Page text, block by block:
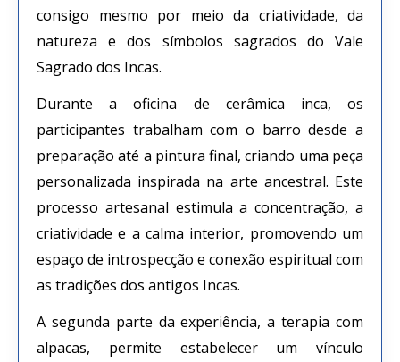
consigo mesmo por meio da criatividade, da
natureza e dos símbolos sagrados do Vale
Sagrado dos Incas.
Durante a oficina de cerâmica inca, os
participantes trabalham com o barro desde a
preparação até a pintura final, criando uma peça
personalizada inspirada na arte ancestral. Este
processo artesanal estimula a concentração, a
criatividade e a calma interior, promovendo um
espaço de introspecção e conexão espiritual com
as tradições dos antigos Incas.
A segunda parte da experiência, a terapia com
alpacas, permite estabelecer um vínculo